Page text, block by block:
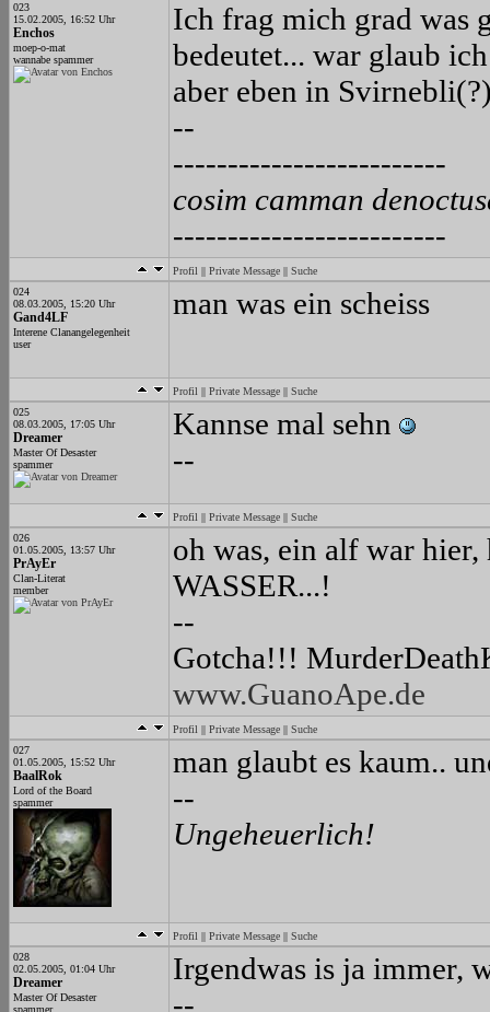
023
15.02.2005, 16:52 Uhr
Enchos
moep-o-mat
wannabe spammer
Ich frag mich grad was
bedeutet... war glaub
aber eben in
--
-------------------------
cosim camman
-------------------------
Profil || Private Message || Suche
024
08.03.2005, 15:20 Uhr
Gand4LF
Interene Clanangelegenheit
user
man was ein scheiss
Profil || Private Message || Suche
025
08.03.2005, 17:05 Uhr
Dreamer
Master Of Desaster
spammer
Kannse mal sehn
--
Profil || Private Message || Suche
026
01.05.2005, 13:57 Uhr
PrAyEr
Clan-Literat
member
oh was, ein alf war
WASSER...!
--
Gotcha!!!
www.GuanoApe.de
Profil || Private Message || Suche
027
01.05.2005, 15:52 Uhr
BaalRok
Lord of the Board
spammer
man glaubt es kaum..
--
Ungeheuerlich!
Profil || Private Message || Suche
028
02.05.2005, 01:04 Uhr
Dreamer
Master Of Desaster
spammer
Irgendwas is ja immer,
--